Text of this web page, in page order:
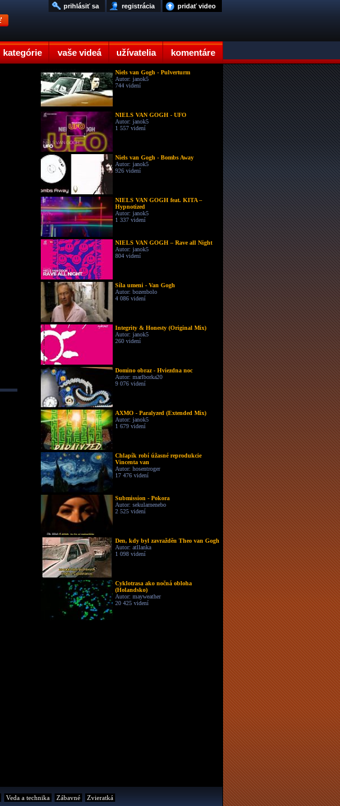
kategórie vaše videá užívatelia komentáre
pridať video
registrácia
prihlásiť sa
Niels van Gogh - Pulverturm
Autor: janok5
744 videní
NIELS VAN GOGH - UFO
Autor: janok5
1 557 videní
Niels van Gogh - Bombs Away
Autor: janok5
926 videní
NIELS VAN GOGH feat. KITA –
Hypnotized
Autor: janok5
1 337 videní
NIELS VAN GOGH – Rave all Night
Autor: janok5
804 videní
Síla umeni - Van Gogh
Autor: bozenbolo
4 086 videní
Integrity & Honesty (Original Mix)
Autor: janok5
260 videní
Domino obraz - Hviezdna noc
Autor: marlborka20
9 076 videní
AXMO - Paralyzed (Extended Mix)
Autor: janok5
1 679 videní
Chlapík robí úžasné reprodukcie
Vincenta van
Autor: hosentroger
17 476 videní
Submission - Pokora
Autor: sekularnenebo
2 525 videní
Den, kdy byl zavražděn Theo van Gogh
Autor: atllanka
1 098 videní
Cyklotrasa ako nočná obloha
(Holandsko)
Autor: mayweather
20 425 videní
Veda a technika Zábavné Zvieratká